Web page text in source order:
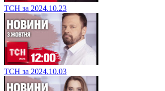
ТСН за 2024.10.23
ТСН за 2024.10.03